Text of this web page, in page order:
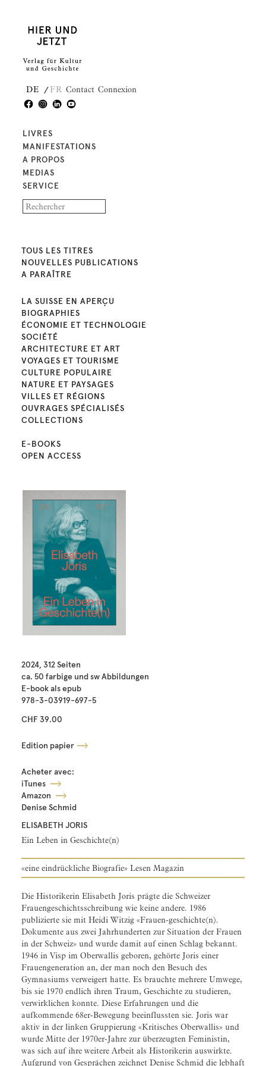
DE FR Contact Connexion
LIVRES
MANIFESTATIONS
A PROPOS
MEDIAS
SERVICE
TOUS LES TITRES
NOUVELLES PUBLICATIONS
A PARAÎTRE
LA SUISSE EN APERÇU
BIOGRAPHIES
ÉCONOMIE ET TECHNOLOGIE
SOCIÉTÉ
ARCHITECTURE ET ART
VOYAGES ET TOURISME
CULTURE POPULAIRE
NATURE ET PAYSAGES
VILLES ET RÉGIONS
OUVRAGES SPÉCIALISÉS
COLLECTIONS
E-BOOKS
OPEN ACCESS
2024, 312 Seiten
ca. 50 farbige und sw Abbildungen
E-book als epub
978-3-03919-697-5
CHF 39.00
Edition papier
Acheter avec:
iTunes
Amazon
Denise Schmid
ELISABETH JORIS
Ein Leben in Geschichte(n)
«eine eindrückliche Biografie» Lesen Magazin
Die Historikerin Elisabeth Joris prägte die Schweizer
Frauengeschichtsschreibung wie keine andere. 1986
publizierte sie mit Heidi Witzig «Frauen-geschichte(n).
Dokumente aus zwei Jahrhunderten zur Situation der Frauen
in der Schweiz» und wurde damit auf einen Schlag bekannt.
1946 in Visp im Oberwallis geboren, gehörte Joris einer
Frauengeneration an, der man noch den Besuch des
Gymnasiums verweigert hatte. Es brauchte mehrere Umwege,
bis sie 1970 endlich ihren Traum, Geschichte zu studieren,
verwirklichen konnte. Diese Erfahrungen und die
aufkommende 68er-Bewegung beeinflussten sie. Joris war
aktiv in der linken Gruppierung «Kritisches Oberwallis» und
wurde Mitte der 1970er-Jahre zur überzeugten Feministin,
was sich auf ihre weitere Arbeit als Historikerin auswirkte.
Aufgrund von Gesprächen zeichnet Denise Schmid die lebhaft